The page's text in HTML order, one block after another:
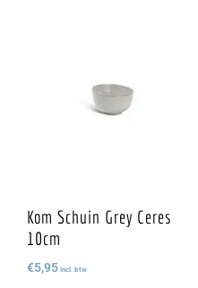
Kom Schuin Grey Ceres
10cm
€5,95 incl. btw